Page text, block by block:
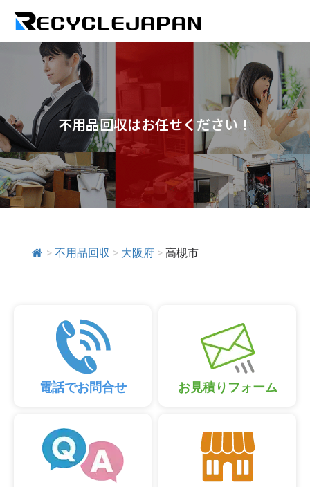
不用品回収はお任せください！
> 不用品回収 > 大阪府 > 高槻市
電話でお問合せ お見積りフォーム